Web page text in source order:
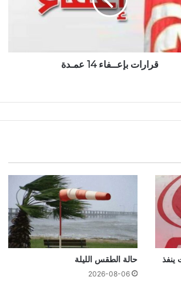
قرارات بإعــفاء 14 عمـدة
ينفذ
حالة الطقس الليلة
2026-08-06